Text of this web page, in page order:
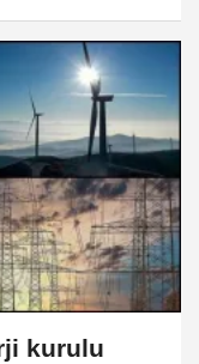
kurulu